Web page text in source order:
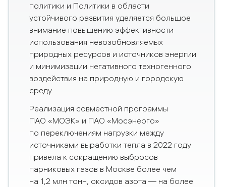
политики и Политики в области
устойчивого развития уделяется большое
внимание повышению эффективности
использования невозобновляемых
природных ресурсов и источников энергии
и минимизации негативного техногенного
воздействия на природную и городскую
среду.
Реализация совместной программы
ПАО «МОЭК» и ПАО «Мосэнерго»
по переключениям нагрузки между
источниками выработки тепла в 2022 году
привела к сокращению выбросов
парниковых газов в Москве более чем
на 1,2 млн тонн, оксидов азота — на более